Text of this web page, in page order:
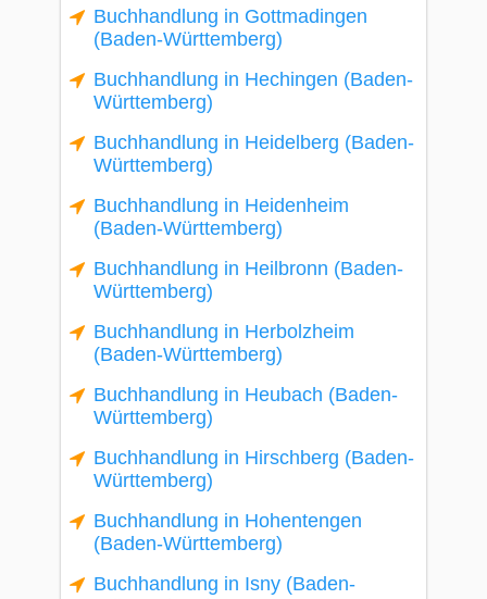
Buchhandlung in Gottmadingen
(Baden-Württemberg)
Buchhandlung in Hechingen (Baden-
Württemberg)
Buchhandlung in Heidelberg (Baden-
Württemberg)
Buchhandlung in Heidenheim
(Baden-Württemberg)
Buchhandlung in Heilbronn (Baden-
Württemberg)
Buchhandlung in Herbolzheim
(Baden-Württemberg)
Buchhandlung in Heubach (Baden-
Württemberg)
Buchhandlung in Hirschberg (Baden-
Württemberg)
Buchhandlung in Hohentengen
(Baden-Württemberg)
Buchhandlung in Isny (Baden-